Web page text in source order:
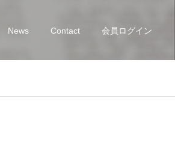
News Contact 会員ログイン